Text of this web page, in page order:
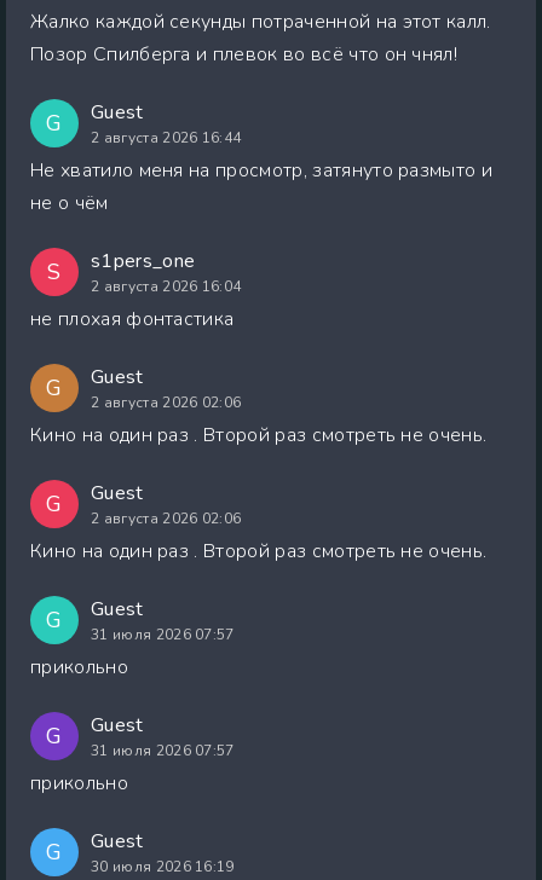
Жалко каждой секунды потраченной на этот калл.
Позор Спилберга и плевок во всё что он чнял!
G Guest
2 августа 2026 16:44
Не хватило меня на просмотр, затянуто размыто и
не о чём
S s1pers_one
2 августа 2026 16:04
не плохая фонтастика
G Guest
2 августа 2026 02:06
Кино на один раз . Второй раз смотреть не очень.
G Guest
2 августа 2026 02:06
Кино на один раз . Второй раз смотреть не очень.
G Guest
31 июля 2026 07:57
прикольно
G Guest
31 июля 2026 07:57
прикольно
G Guest
30 июля 2026 16:19